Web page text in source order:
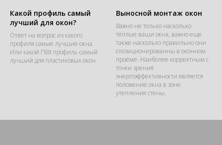
Какой профиль самый
лучший для окон?
Ответ на вопрос из какого
профиля самые лучшие окна.
Или какой ПВХ профиль самый
лучший для пластиковых окон
Выносной монтаж окон
Важно не только насколько
тёплые ваши окна, важно еще
также насколько правильно они
спозиционированны в оконном
проёме. Наиболее корректным с
точки зрения
энергоэффективности является
положение окна в зоне
утепления стены.